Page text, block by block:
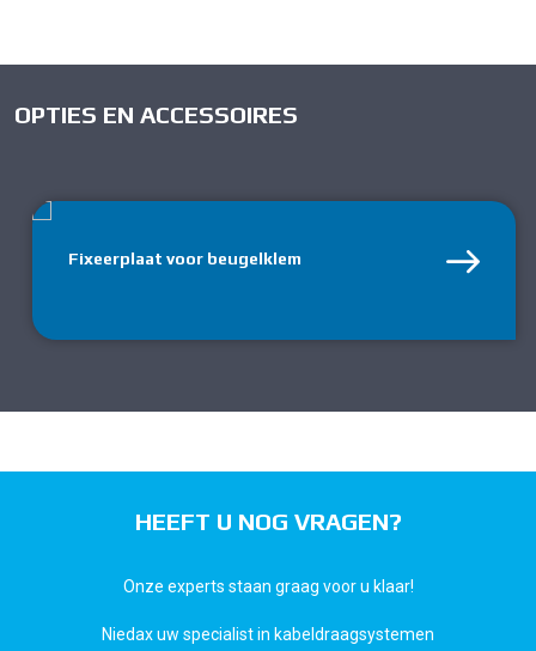
OPTIES EN ACCESSOIRES
Fixeerplaat voor beugelklem
HEEFT U NOG VRAGEN?
Onze experts staan graag voor u klaar!
Niedax uw specialist in kabeldraagsystemen